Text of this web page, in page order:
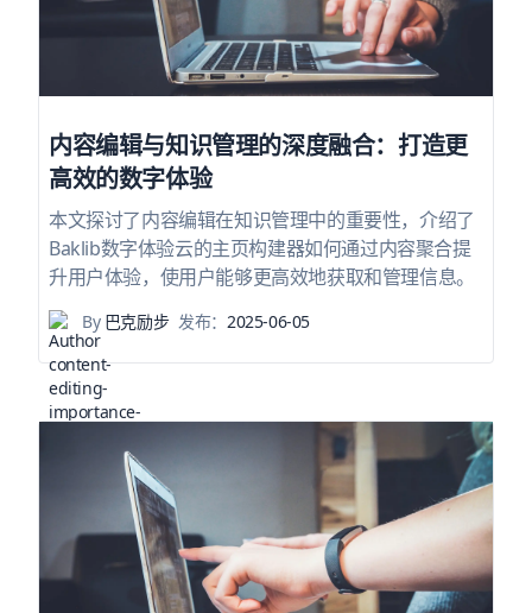
内容编辑与知识管理的深度融合：打造更
高效的数字体验
本文探讨了内容编辑在知识管理中的重要性，介绍了
Baklib数字体验云的主页构建器如何通过内容聚合提
升用户体验，使用户能够更高效地获取和管理信息。
By巴克励步 发布：2025-06-05